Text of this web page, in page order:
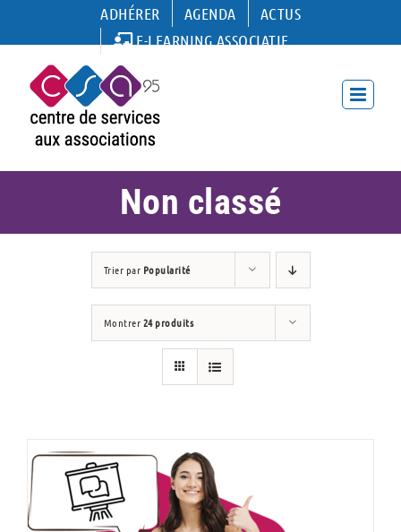
ADHÉRER AGENDA
ACTUS
E-LEARNING ASSOCIATIF
Non classé
Trier par Popularité
Montrer24 produits